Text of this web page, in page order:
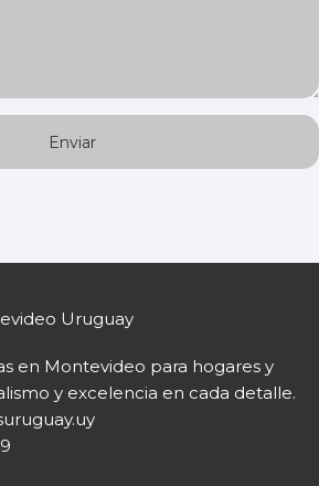
en Montevideo para hogares y
y excelencia en cada detalle.